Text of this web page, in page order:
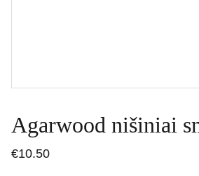
Agarwood nišiniai
€10.50